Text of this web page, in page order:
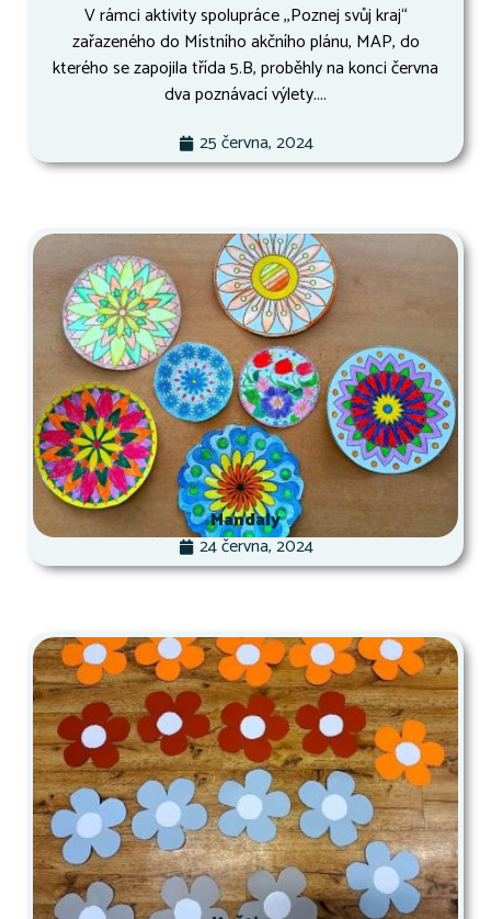
V rámci aktivity spolupráce ,,Poznej svůj kraj“
zařazeného do Místního akčního plánu, MAP, do
kterého se zapojila třída 5.B, proběhly na konci června
dva poznávací výlety....
25 června, 2024
Mandaly
24 června, 2024